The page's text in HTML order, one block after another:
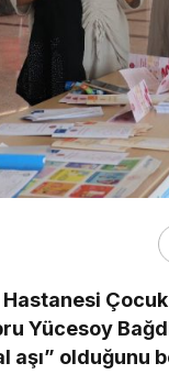
Çocuk
Yücesoy
aşı” olduğunu